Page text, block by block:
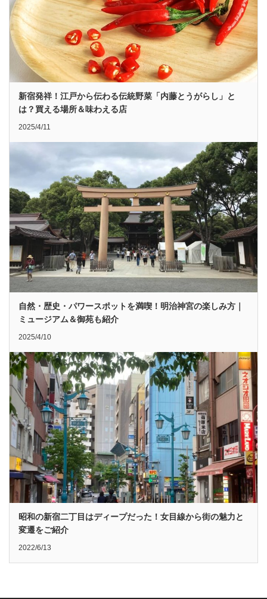
新宿発祥！江戸から伝わる伝統野菜「内藤とうがらし」と
は？買える場所＆味わえる店
2025/4/11
自然・歴史・パワースポットを満喫！明治神宮の楽しみ方｜
ミュージアム＆御苑も紹介
2025/4/10
昭和の新宿二丁目はディープだった！女目線から街の魅力と
変遷をご紹介
2022/6/13